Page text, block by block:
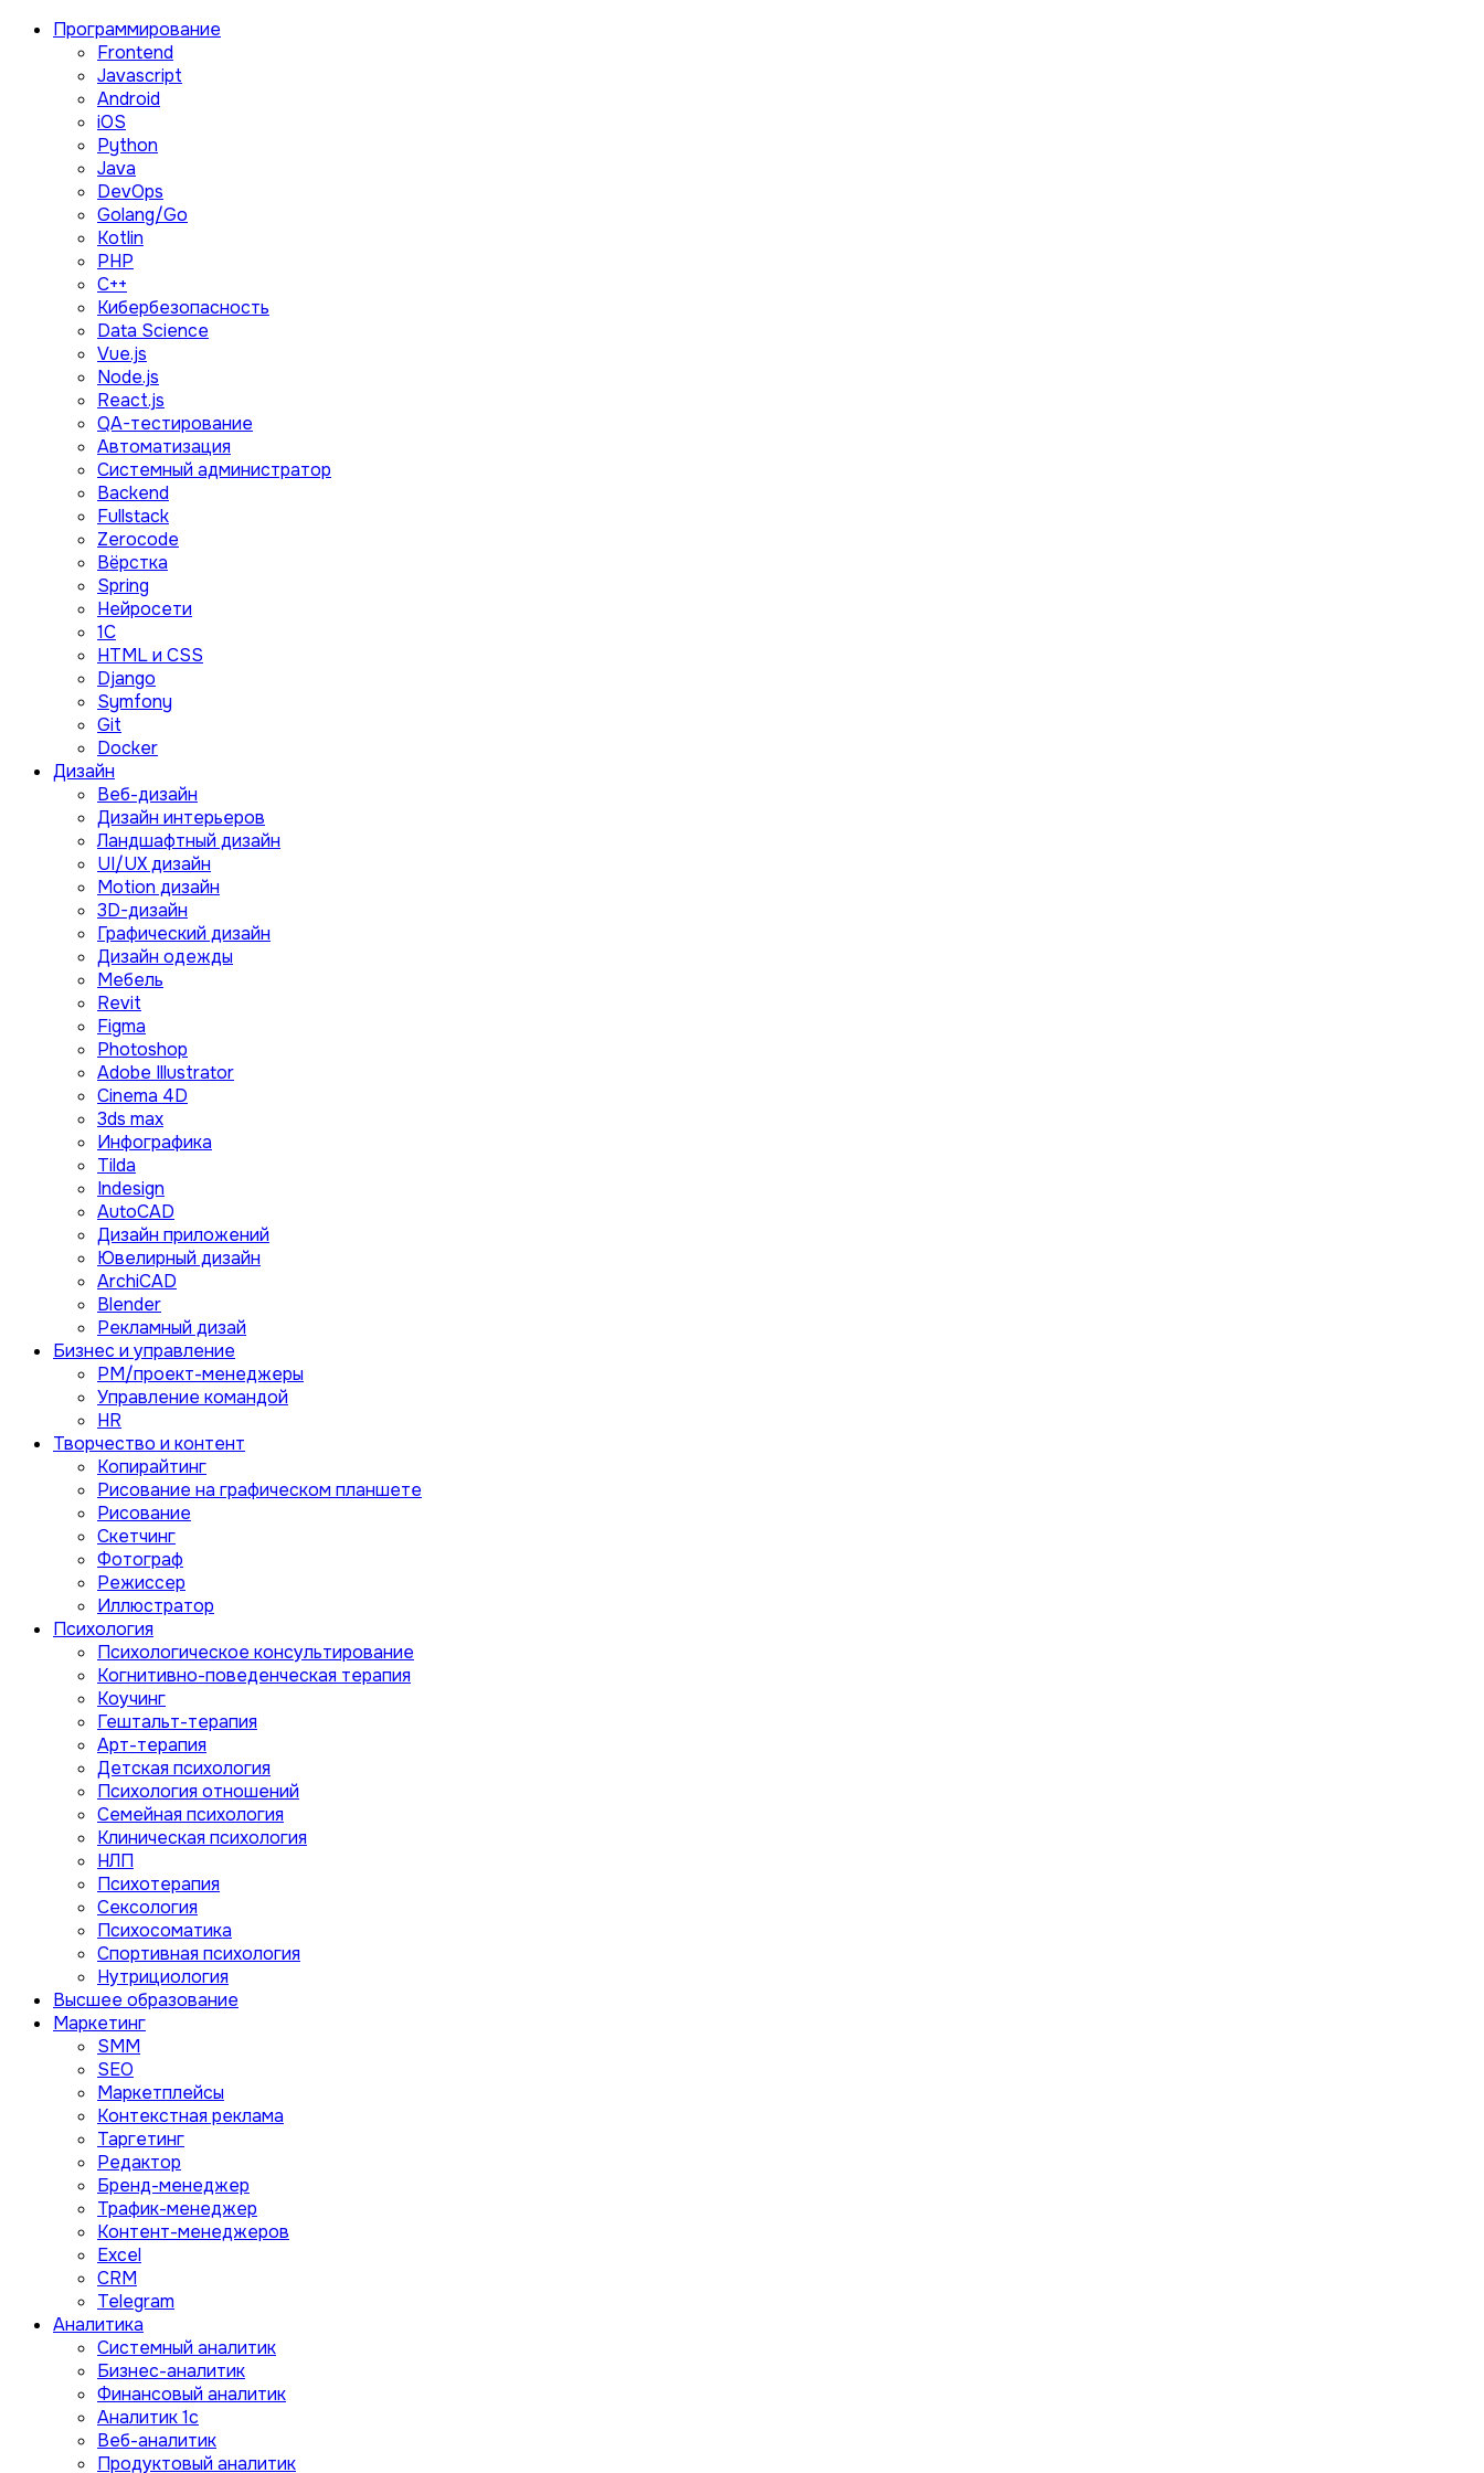
Программирование
Frontend
Javascript
Android
iOS
Python
Java
DevOps
Golang/Go
Kotlin
PHP
C++
Кибербезопасность
Data Science
Vue.js
Node.js
React.js
QA-тестирование
Автоматизация
Системный администратор
Backend
Fullstack
Zerocode
Вёрстка
Spring
Нейросети
1C
HTML и CSS
Django
Symfony
Git
Docker
Дизайн
Веб-дизайн
Дизайн интерьеров
Ландшафтный дизайн
UI/UX дизайн
Motion дизайн
3D-дизайн
Графический дизайн
Дизайн одежды
Мебель
Revit
Figma
Photoshop
Adobe Illustrator
Сinema 4D
3ds max
Инфографика
Tilda
Indesign
AutoCAD
Дизайн приложений
Ювелирный дизайн
ArchiCAD
Blender
Рекламный дизай
Бизнес и управление
PM/проект-менеджеры
Управление командой
HR
Творчество и контент
Копирайтинг
Рисование на графическом планшете
Рисование
Скетчинг
Фотограф
Режиссер
Иллюстратор
Психология
Психологическое консультирование
Когнитивно-поведенческая терапия
Коучинг
Гештальт-терапия
Арт-терапия
Детская психология
Психология отношений
Семейная психология
Клиническая психология
НЛП
Психотерапия
Сексология
Психосоматика
Спортивная психология
Нутрициология
Высшее образование
Маркетинг
SMM
SEO
Маркетплейсы
Контекстная реклама
Таргетинг
Редактор
Бренд-менеджер
Трафик-менеджер
Контент-менеджеров
Excel
CRM
Telegram
Аналитика
Системный аналитик
Бизнес-аналитик
Финансовый аналитик
Aналитик 1с
Веб-аналитик
Продуктовый аналитик